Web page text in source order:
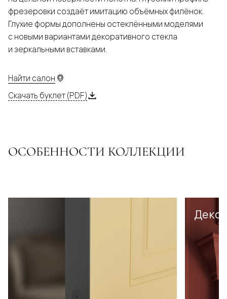
фрезеровки создаёт имитацию объёмных филёнок.
Глухие формы дополнены остеклёнными моделями
с новыми вариантами декоративного стекла
и зеркальными вставками.
Найти салон
Скачать буклет (PDF)
ОСОБЕННОСТИ КОЛЛЕКЦИИ